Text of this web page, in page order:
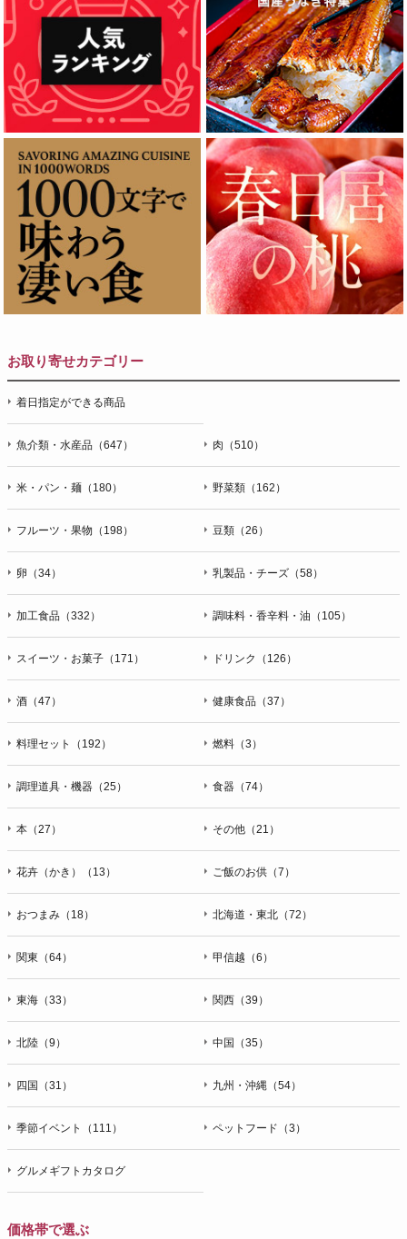
お取り寄せカテゴリー
着日指定ができる商品
魚介類・水産品（647） 肉（510）
米・パン・麺（180） 野菜類（162）
フルーツ・果物（198） 豆類（26）
卵（34） 乳製品・チーズ（58）
加工食品（332） 調味料・香辛料・油（105）
スイーツ・お菓子（171） ドリンク（126）
酒（47） 健康食品（37）
料理セット（192） 燃料（3）
調理道具・機器（25） 食器（74）
本（27） その他（21）
花卉（かき）（13） ご飯のお供（7）
おつまみ（18） 北海道・東北（72）
関東（64） 甲信越（6）
東海（33） 関西（39）
北陸（9） 中国（35）
四国（31） 九州・沖縄（54）
季節イベント（111） ペットフード（3）
グルメギフトカタログ
価格帯で選ぶ